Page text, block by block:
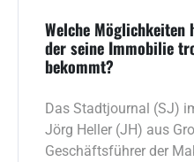
Welche Möglichkeiten
der seine Immobilie
bekommt?
Das Stadtjournal (SJ)
Jörg Heller (JH) aus
Geschäftsführer der